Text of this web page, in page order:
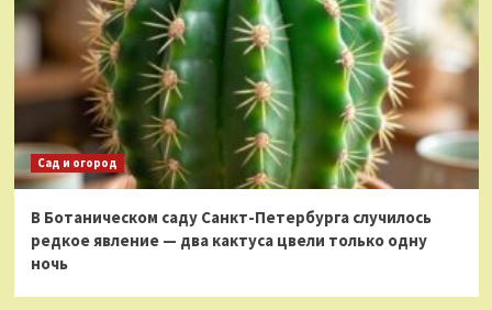
Сад и огород
В Ботаническом саду Санкт-Петербурга случилось
редкое явление — два кактуса цвели только одну
ночь